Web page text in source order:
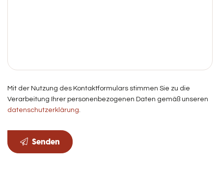
Mit der Nutzung des Kontaktformulars stimmen Sie zu die
Verarbeitung Ihrer personenbezogenen Daten gemäß unseren
datenschutzerklärung.
Senden